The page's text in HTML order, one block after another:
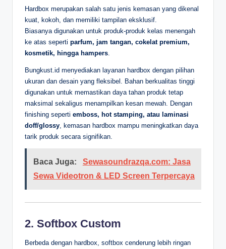
Hardbox merupakan salah satu jenis kemasan yang dikenal
kuat, kokoh, dan memiliki tampilan eksklusif.
Biasanya digunakan untuk produk-produk kelas menengah
ke atas seperti parfum, jam tangan, cokelat premium,
kosmetik, hingga hampers.
Bungkust.id menyediakan layanan hardbox dengan pilihan
ukuran dan desain yang fleksibel. Bahan berkualitas tinggi
digunakan untuk memastikan daya tahan produk tetap
maksimal sekaligus menampilkan kesan mewah. Dengan
finishing seperti emboss, hot stamping, atau laminasi
doff/glossy, kemasan hardbox mampu meningkatkan daya
tarik produk secara signifikan.
Baca Juga:
Sewasoundrazqa.com: Jasa
Sewa Videotron & LED Screen Terpercaya
2. Softbox Custom
Berbeda dengan hardbox, softbox cenderung lebih ringan